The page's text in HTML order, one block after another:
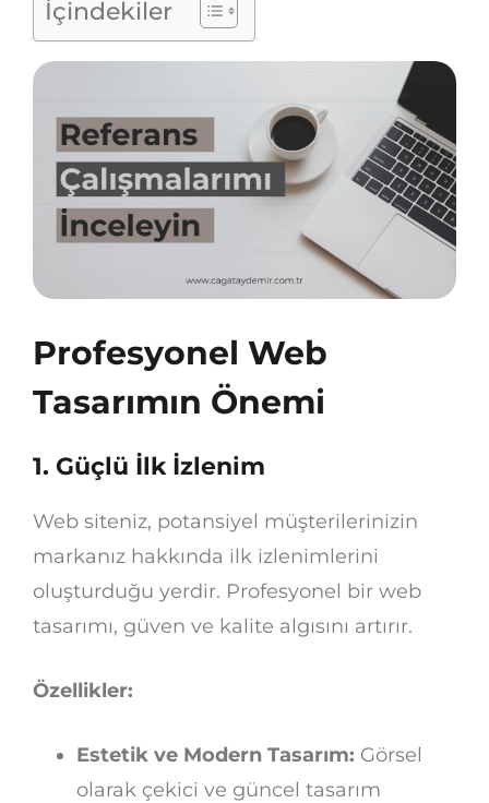
İçindekiler
Profesyonel Web
Tasarımın Önemi
1. Güçlü İlk İzlenim
Web siteniz, potansiyel müşterilerinizin
markanız hakkında ilk izlenimlerini
oluşturduğu yerdir. Profesyonel bir web
tasarımı, güven ve kalite algısını artırır.
Özellikler:
Estetik ve Modern Tasarım: Görsel
olarak çekici ve güncel tasarım